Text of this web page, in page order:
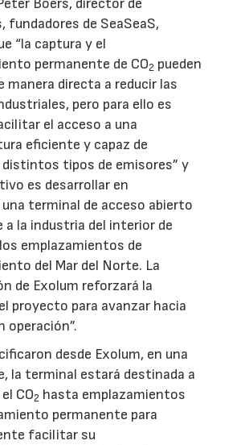
fundadores de SeaSeaS,
“la captura y el
permanente de CO2 pueden
manera directa a reducir las
pero para ello es
el acceso a una
eficiente y capaz de
distintos tipos de emisores” y
es desarrollar en
terminal de acceso abierto
a la industria del interior de
emplazamientos de
del Mar del Norte. La
de Exolum reforzará la
proyecto para avanzar hacia
operación”.
desde Exolum, en una
la terminal estará destinada a
CO2 hasta emplazamientos
permanente para
facilitar su